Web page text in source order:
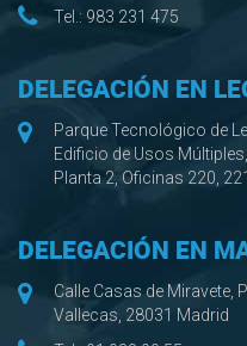
Tel.: 983 231 475
DELEGACIÓN EN
Parque Tecnológico de
Edificio de Usos Múltiples,
Planta 2, Oficinas 220,
DELEGACIÓN EN
Calle Casas de Miravete,
Vallecas, 28031 Madrid